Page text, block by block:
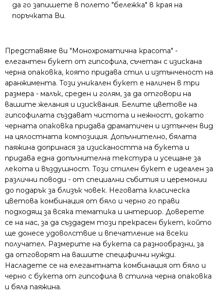
да го запишете в полето "бележка" в края на
поръчката Ви.
Представяме ви "Монохроматична красота" -
елегантен букет от гипсофила, съчетан с изискана
черна опаковка, която придава стил и изтънченост на
аранжимента. Този уникален букет е наличен в три
размера - малък, среден и голям, за да отговори на
вашите желания и изисквания. Белите цветове на
гипсофилата създават чистота и нежност, докато
черната опаковка придава драматичен и изтънчен вид
на цялостната композиция. Допълнително, бялата
паяжина допринася за изискаността на букета и
придава една допълнителна текстура и усещане за
лекота и въздушност. Този стилен букет е идеален за
различни поводи - от специални събития и церемонии
до подарък за близък човек. Неговата класическа
цветова комбинация от бяло и черно го прави
подходящ за всяка тематика и интериор. Доверете
се на нас, за да създадем този прекрасен букет, който
ще донесе удоволствие и впечатление на всеки
получател. Размерите на букета са разнообразни, за
да отговорят на вашите специфични нужди.
Насладете се на елегантната комбинация от бяло и
черно с букета от гипсофила в стилна черна опаковка
и бяла паяжина.